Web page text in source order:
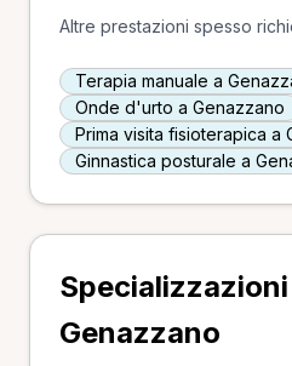
Altre prestazioni spesso
Terapia manuale a
Onde d'urto a Genazzano
Prima visita fisioterapica a
Ginnastica posturale a
Genazzano